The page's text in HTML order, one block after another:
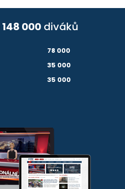
148 000 diváků
78 000
35 000
35 000